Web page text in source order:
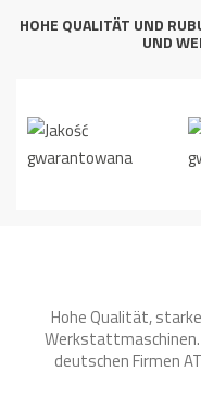
HOHE QUALITÄT UND
UND
Hohe Qualität,
deutschen Firmen